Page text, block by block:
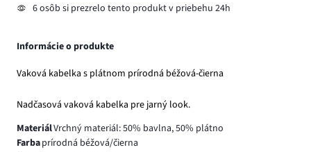
6 osôb si prezrelo tento produkt v priebehu 24h
Informácie o produkte
Vaková kabelka s plátnom prírodná béžová-čierna
Nadčasová vaková kabelka pre jarný look.
MateriálVrchný materiál: 50% bavlna, 50% plátno
Farbaprírodná béžová/čierna